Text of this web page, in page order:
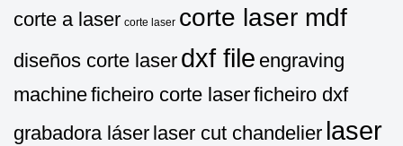
corte a laser corte laser corte laser mdf
diseños corte laser dxf file engraving
machineficheiro corte laserficheiro dxf
grabadora láser laser cut chandelier laser